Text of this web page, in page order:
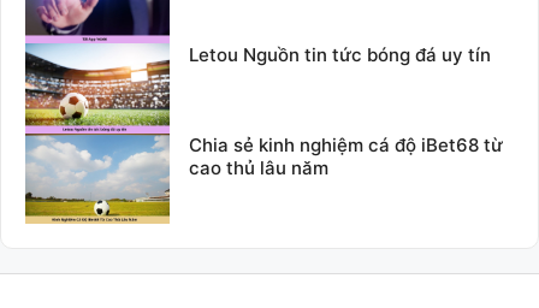
Letou Nguồn tin tức bóng đá uy tín
Chia sẻ kinh nghiệm cá độ iBet68 từ
cao thủ lâu năm